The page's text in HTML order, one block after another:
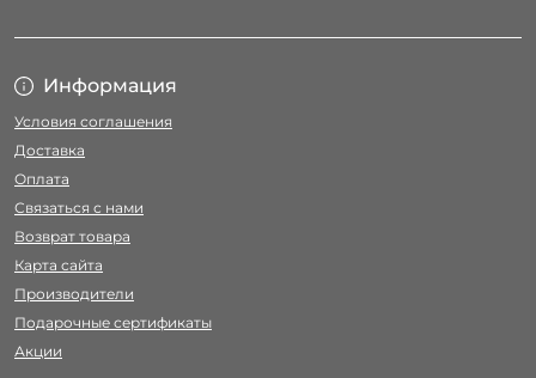
Информация
Условия соглашения
Доставка
Оплата
Связаться с нами
Возврат товара
Карта сайта
Производители
Подарочные сертификаты
Акции